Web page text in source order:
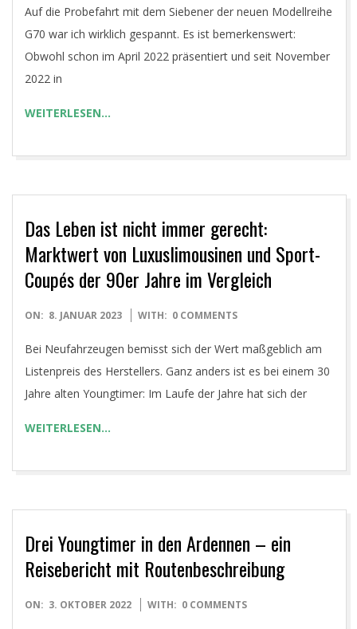
Auf die Probefahrt mit dem Siebener der neuen Modellreihe
G70 war ich wirklich gespannt. Es ist bemerkenswert:
Obwohl schon im April 2022 präsentiert und seit November
2022 in
WEITERLESEN…
Das Leben ist nicht immer gerecht:
Marktwert von Luxuslimousinen und Sport-
Coupés der 90er Jahre im Vergleich
2023-
ON: 8. JANUAR 2023 WITH: 0 COMMENTS
Bei Neufahrzeugen bemisst sich der Wert maßgeblich am
Listenpreis des Herstellers. Ganz anders ist es bei einem 30
Jahre alten Youngtimer: Im Laufe der Jahre hat sich der
WEITERLESEN…
Drei Youngtimer in den Ardennen – ein
Reisebericht mit Routenbeschreibung
2022-
ON: 3. OKTOBER 2022 WITH: 0 COMMENTS